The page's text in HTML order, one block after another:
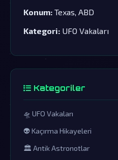
Konum: Texas, ABD
Kategori: UFO Vakaları
Kategoriler
🛸 UFO Vakaları
👽 Kaçırma Hikayeleri
🏛️ Antik Astronotlar